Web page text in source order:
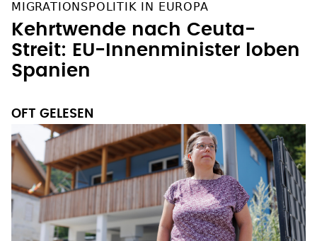
MIGRATIONSPOLITIK IN EUROPA
Kehrtwende nach Ceuta-
Streit: EU-Innenminister loben
Spanien
OFT GELESEN